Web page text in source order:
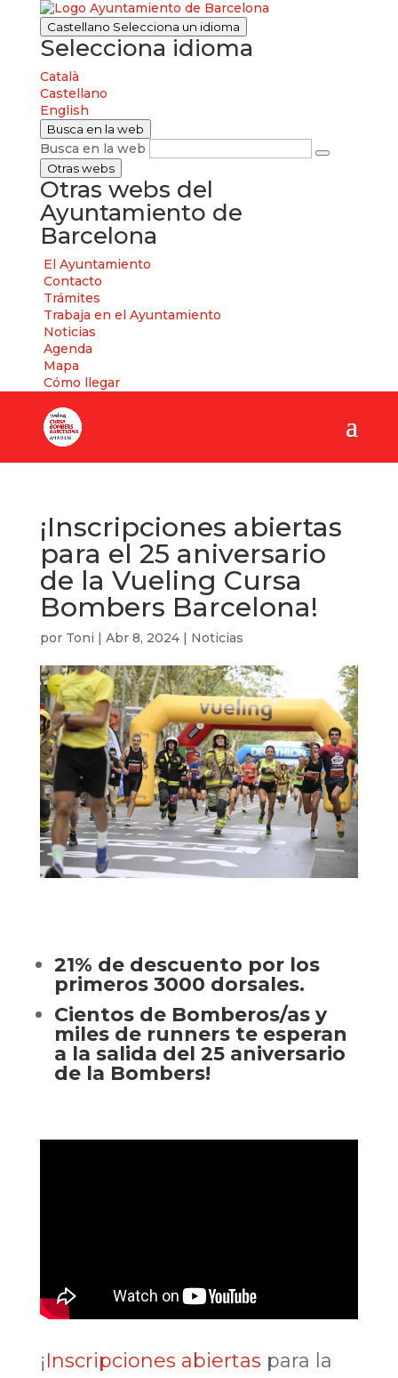
Castellano Selecciona un idioma
Selecciona idioma
Català
Castellano
English
Busca en la web
Busca en la web
Otras webs
Otras webs del
Ayuntamiento de
Barcelona
El Ayuntamiento
Contacto
Trámites
Trabaja en el Ayuntamiento
Noticias
Agenda
Mapa
Cómo llegar
¡Inscripciones abiertas
para el 25 aniversario
de la Vueling Cursa
Bombers Barcelona!
por Toni | Abr 8, 2024| Noticias
21% de descuento por los
primeros 3000 dorsales.
Cientos de Bomberos/as y
miles de runners te esperan
a la salida del 25 aniversario
de la Bombers!
¡Inscripciones abiertas para la